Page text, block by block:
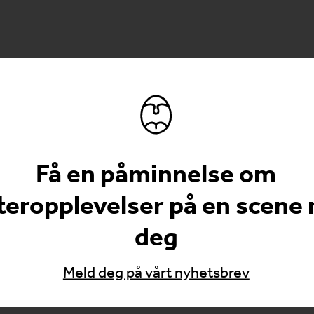
Få en påminnelse om
på en
deg
Meld deg på vårt nyhetsbrev